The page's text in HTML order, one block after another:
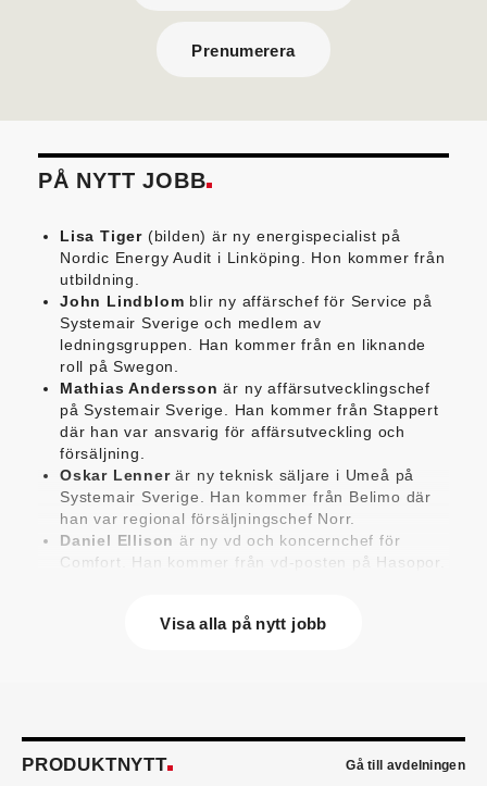
Prenumerera
PÅ NYTT JOBB
Lisa Tiger (bilden) är ny energispecialist på
Nordic Energy Audit i Linköping. Hon kommer från
utbildning.
John Lindblom blir ny affärschef för Service på
Systemair Sverige och medlem av
ledningsgruppen. Han kommer från en liknande
roll på Swegon.
Mathias Andersson är ny affärsutvecklingschef
på Systemair Sverige. Han kommer från Stappert
där han var ansvarig för affärsutveckling och
försäljning.
Oskar Lennerär ny teknisk säljare i Umeå på
Systemair Sverige. Han kommer från Belimo där
han var regional försäljningschef Norr.
Daniel Ellison är ny vd och koncernchef för
Comfort. Han kommer från vd-posten på Hasopor.
var försäljningschef i Skandinavien.
Anastasia Anderssonär ny utvecklare av
försäljningsprocesser och produktägare på
Visa alla på nytt jobb
PRODUKTNYTT Gå till avdelningen